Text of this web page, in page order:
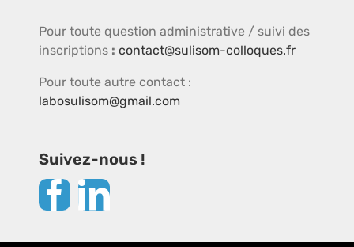
Pour toute question administrative / suivi des
inscriptions : contact@sulisom-colloques.fr
Pour toute autre contact :
labosulisom@gmail.com
Suivez-nous !